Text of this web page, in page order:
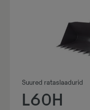
Suured rataslaadurid
L60H